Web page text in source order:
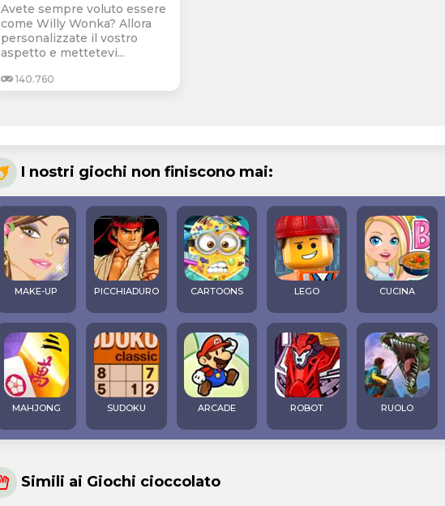
Avete sempre voluto essere
come Willy Wonka? Allora
personalizzate il vostro
aspetto e mettetevi...
140.760
I nostri giochi non finiscono mai:
MAKE-UP PICCHIADURO CARTOONS LEGO CUCINA
MAHJONG SUDOKU ARCADE ROBOT RUOLO
Simili ai Giochi cioccolato